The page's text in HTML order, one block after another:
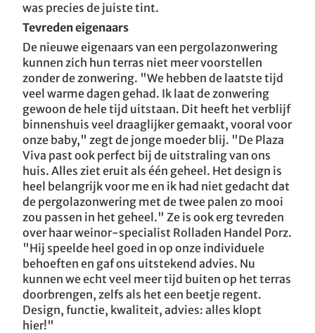
was precies de juiste tint.
Tevreden eigenaars
De nieuwe eigenaars van een pergolazonwering
kunnen zich hun terras niet meer voorstellen
zonder de zonwering. "We hebben de laatste tijd
veel warme dagen gehad. Ik laat de zonwering
gewoon de hele tijd uitstaan. Dit heeft het verblijf
binnenshuis veel draaglijker gemaakt, vooral voor
onze baby," zegt de jonge moeder blij. "De Plaza
Viva past ook perfect bij de uitstraling van ons
huis. Alles ziet eruit als één geheel. Het design is
heel belangrijk voor me en ik had niet gedacht dat
de pergolazonwering met de twee palen zo mooi
zou passen in het geheel." Ze is ook erg tevreden
over haar weinor-specialist Rolladen Handel Porz.
"Hij speelde heel goed in op onze individuele
behoeften en gaf ons uitstekend advies. Nu
kunnen we echt veel meer tijd buiten op het terras
doorbrengen, zelfs als het een beetje regent.
Design, functie, kwaliteit, advies: alles klopt
hier!"